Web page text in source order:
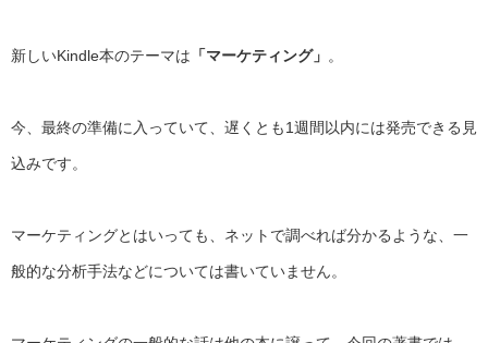
新しいKindle本のテーマは 「マーケティング」 。
今、最終の準備に入っていて、 遅くとも1週間以内には発売できる見
込みです。
マーケティングとはいっても、ネットで調べれば分かるような、 一
般的な分析手法などについては書いていません。